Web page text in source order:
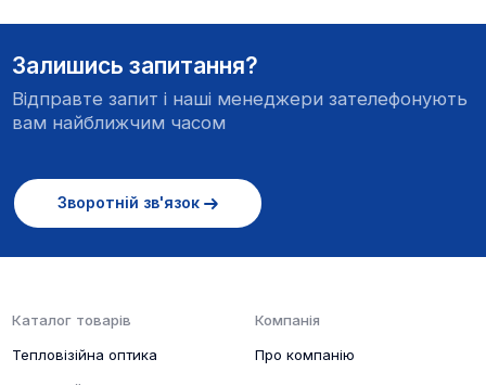
Залишись запитання?
Відправте запит і наші менеджери зателефонують
вам найближчим часом
Зворотній зв'язок
Каталог товарів
Тепловізійна оптика
Компанія
Про компанію